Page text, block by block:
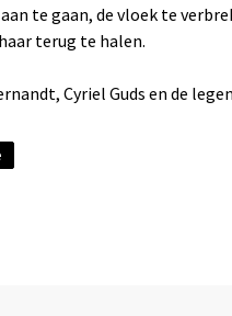
te gaan, de vloek te
terug te halen.
Cyriel Guds en de